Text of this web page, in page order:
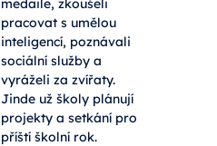
medaile, zkoušeli
pracovat s umělou
inteligencí, poznávali
sociální služby a
vyráželi za zvířaty.
Jinde už školy plánují
projekty a setkání pro
příští školní rok.